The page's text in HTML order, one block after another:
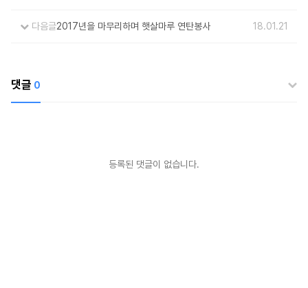
다음글2017년을 마무리하며 햇살마루 연탄봉사 18.01.21
댓글 0
등록된 댓글이 없습니다.